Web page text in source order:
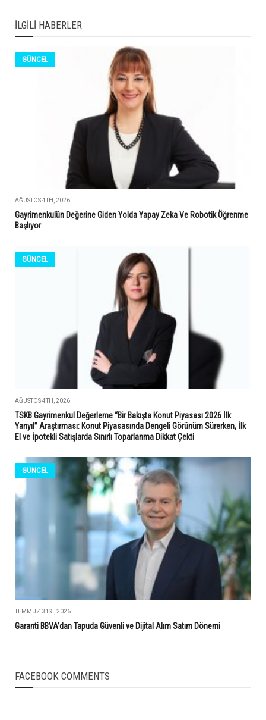
İLGILI HABERLER
GÜNCEL
AĞUSTOS 4TH, 2026
Gayrimenkulün Değerine Giden Yolda Yapay Zeka Ve Robotik Öğrenme
Başlıyor
GÜNCEL
AĞUSTOS 4TH, 2026
TSKB Gayrimenkul Değerleme “Bir Bakışta Konut Piyasası 2026 İlk
Yarıyıl” Araştırması: Konut Piyasasında Dengeli Görünüm Sürerken, İlk
El ve İpotekli Satışlarda Sınırlı Toparlanma Dikkat Çekti
GÜNCEL
TEMMUZ 31ST, 2026
Garanti BBVA’dan Tapuda Güvenli ve Dijital Alım Satım Dönemi
FACEBOOK COMMENTS